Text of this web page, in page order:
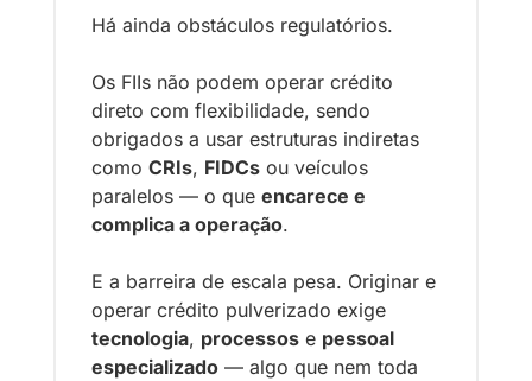
Há ainda obstáculos regulatórios.
Os FIIs não podem operar crédito
direto com flexibilidade, sendo
obrigados a usar estruturas indiretas
como CRIs, FIDCs ou veículos
paralelos — o que encarece e
complica a operação.
E a barreira de escala pesa. Originar e
tecnologia, processos e pessoal
especializado — algo que nem toda